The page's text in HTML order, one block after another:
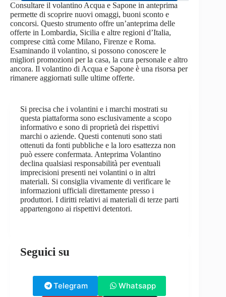
Consultare il volantino Acqua e Sapone in anteprima
permette di scoprire nuovi omaggi, buoni sconto e
concorsi. Questo strumento offre un’anteprima delle
offerte in Lombardia, Sicilia e altre regioni d’Italia,
comprese città come Milano, Firenze e Roma.
Esaminando il volantino, si possono conoscere le
migliori promozioni per la casa, la cura personale e altro
ancora. Il volantino di Acqua e Sapone è una risorsa per
rimanere aggiornati sulle ultime offerte.
Si precisa che i volantini e i marchi mostrati su
questa piattaforma sono esclusivamente a scopo
informativo e sono di proprietà dei rispettivi
marchi o aziende. Questi contenuti sono stati
ottenuti da fonti pubbliche e la loro esattezza non
può essere confermata. Anteprima Volantino
declina qualsiasi responsabilità per eventuali
imprecisioni presenti nei volantini o in altri
materiali. Si consiglia vivamente di verificare le
informazioni ufficiali direttamente presso i
produttori. I diritti relativi ai materiali di terze parti
appartengono ai rispettivi detentori.
Seguici su
Telegram Whatsapp